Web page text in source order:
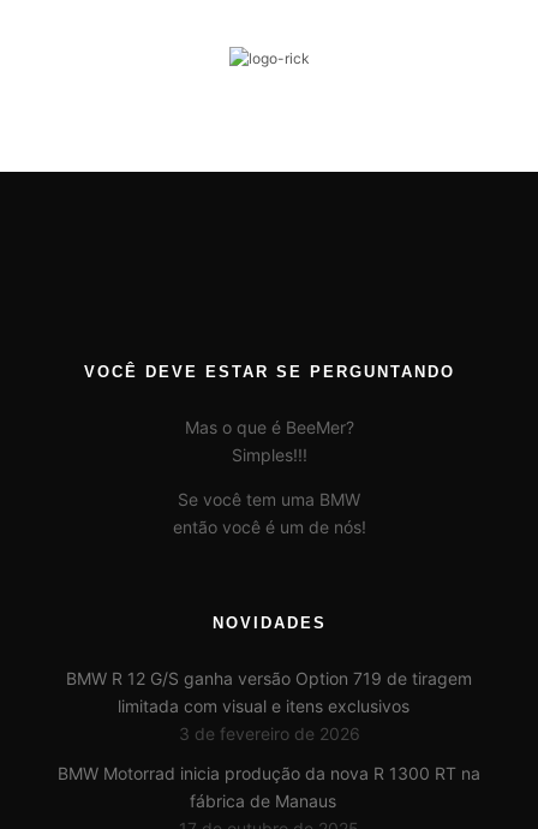
VOCÊ DEVE ESTAR SE PERGUNTANDO
Mas o que é BeeMer?
Simples!!!
Se você tem uma BMW
então você é um de nós!
NOVIDADES
BMW R 12 G/S ganha versão Option 719 de tiragem
limitada com visual e itens exclusivos
3 de fevereiro de 2026
BMW Motorrad inicia produção da nova R 1300 RT na
fábrica de Manaus